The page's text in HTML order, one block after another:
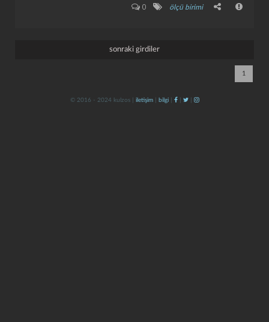
0 ölçü birimi
sonraki girdiler
1
© 2016 - 2024 kulzos | iletişim| bilgi| | |